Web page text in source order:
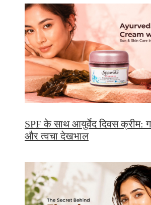
SPF के साथ आयुर्वेद दिवस क्रीम:
और त्वचा देखभाल